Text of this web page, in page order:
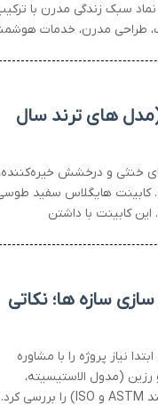
سبک زندگی مدرن با
طراحی مدرن، خدمات
های ترند سال
خنثی و درخشش
کابینت هایگلاس سفید
کابینت با داشتن
سازه ها؛ نکاتی
نیاز پروژه را با مشاوره
(مدول الاستیسیته،
مقاومت کششی، گراماژ، استانداردهای بین‌المللی مانند ASTM و ISO) را بررسی کرد.